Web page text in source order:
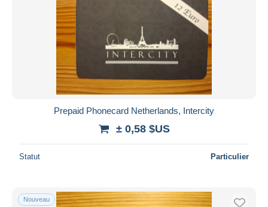
Prepaid Phonecard Netherlands, Intercity
± 0,58 $US
Statut Particulier
Nouveau